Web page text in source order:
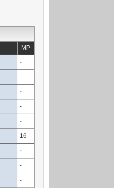
MP
-
-
-
-
-
16
-
-
-